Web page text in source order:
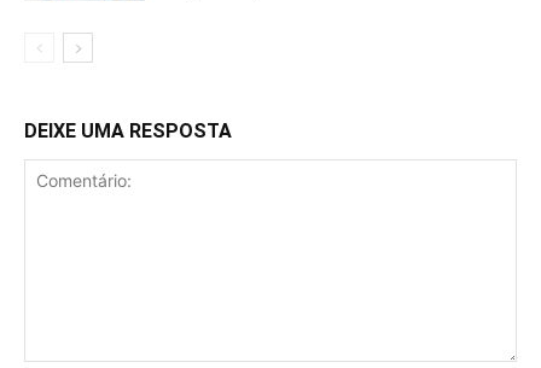
DEIXE UMA RESPOSTA